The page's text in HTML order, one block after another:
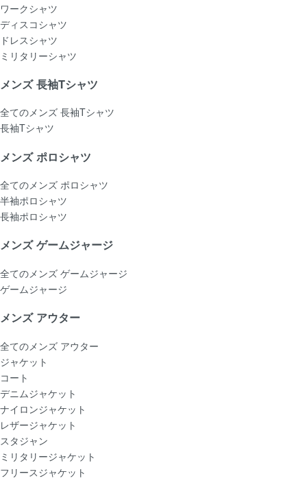
ワークシャツ
ディスコシャツ
ドレスシャツ
ミリタリーシャツ
メンズ 長袖Tシャツ
全てのメンズ 長袖Tシャツ
長袖Tシャツ
メンズ ポロシャツ
全てのメンズ ポロシャツ
半袖ポロシャツ
長袖ポロシャツ
メンズ ゲームジャージ
全てのメンズ ゲームジャージ
ゲームジャージ
メンズ アウター
全てのメンズ アウター
ジャケット
コート
デニムジャケット
ナイロンジャケット
レザージャケット
スタジャン
ミリタリージャケット
フリースジャケット